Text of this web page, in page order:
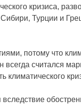
кризиса,
Турции и
потому что
всегда считался
климатического